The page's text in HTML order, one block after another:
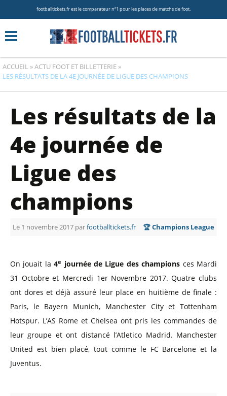
footballtickets.fr est le comparateur nº1 pour les places de matchs de foot.
ACCUEIL »ACTU FOOT ET BILLETTERIE »
LES RÉSULTATS DE LA 4E JOURNÉE DE LIGUE DES CHAMPIONS
Les résultats de la
4e journée de
Ligue des
champions
Le 1 novembre 2017 parfootballtickets.fr 🏆 Champions League
On jouait la4e journée de Ligue des champions ces Mardi
31 Octobre et Mercredi 1er Novembre 2017. Quatre clubs
ont dores et déjà assuré leur place en huitième de finale :
Paris, le Bayern Munich, Manchester City et Tottenham
Hotspur. L’AS Rome et Chelsea ont pris les commandes de
leur groupe et ont distancé l’Atletico Madrid. Manchester
United est bien placé, tout comme le FC Barcelone et la
Juventus.